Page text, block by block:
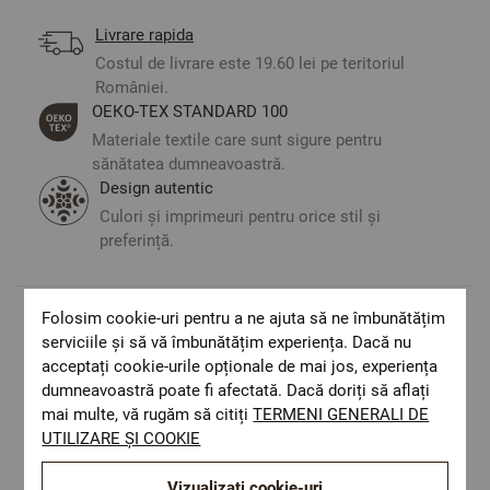
Livrare rapida
Costul de livrare este 19.60 lei pe teritoriul
României.
ОЕКО-ТЕX STANDARD 100
Materiale textile care sunt sigure pentru
sănătatea dumneavoastră.
Design autentic
Culori și imprimeuri pentru orice stil și
preferință.
Optiuni de a combina
Folosim cookie-uri pentru a ne ajuta să ne îmbunătățim
serviciile și să vă îmbunătățim experiența. Dacă nu
acceptați cookie-urile opționale de mai jos, experiența
dumneavoastră poate fi afectată. Dacă doriți să aflați
mai multe, vă rugăm să citițiTERMENI GENERALI DE
UTILIZARE ȘI COOKIE